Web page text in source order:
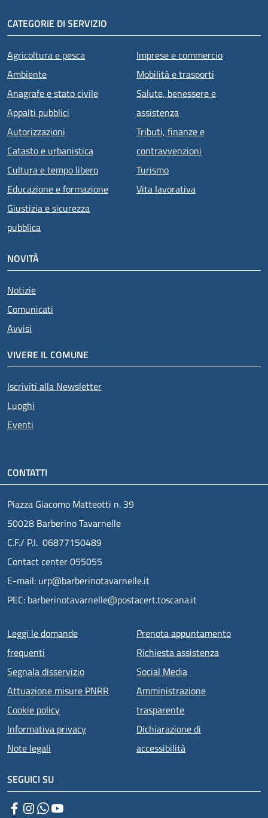
CATEGORIE DI SERVIZIO
Agricoltura e pesca
Ambiente
Anagrafe e stato civile
Appalti pubblici
Autorizzazioni
Catasto e urbanistica
Cultura e tempo libero
Educazione e formazione
Giustizia e sicurezza
pubblica
Imprese e commercio
Mobilità e trasporti
Salute, benessere e
assistenza
Tributi, finanze e
contravvenzioni
Turismo
Vita lavorativa
NOVITÀ
Notizie
Comunicati
Avvisi
VIVERE IL COMUNE
Iscriviti alla Newsletter
Luoghi
Eventi
CONTATTI
Piazza Giacomo Matteotti n. 39
50028 Barberino Tavarnelle
C.F./ P.I. 06877150489
Contact center 055055
E-mail: urp@barberinotavarnelle.it
PEC: barberinotavarnelle@postacert.toscana.it
Menu piè di pagina
Leggi le domande
frequenti
Segnala disservizio
Attuazione misure PNRR
Cookie policy
Informativa privacy
Note legali
Prenota appuntamento
Richiesta assistenza
Social Media
Amministrazione
trasparente
Dichiarazione di
accessibilità
SEGUICI SU
Facebook
Instagram
WhatsApp